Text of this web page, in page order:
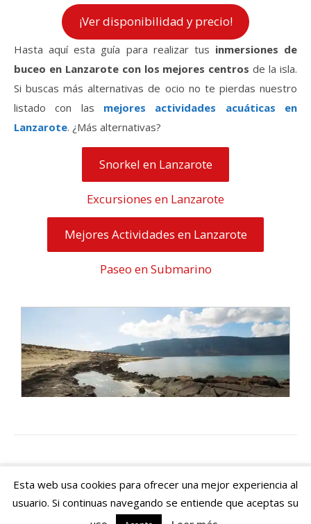
¡Ver disponibilidad y precio!
Hasta aquí esta guía para realizar tus inmersiones de
buceo en Lanzarote con los mejores centros de la isla.
Si buscas más alternativas de ocio no te pierdas nuestro
listado con las mejores actividades acuáticas en
Lanzarote. ¿Más alternativas?
Snorkel en Lanzarote
Excursiones en Lanzarote
Mejores Actividades en Lanzarote
Paseo en Submarino
© 2026 Canarias Islas Afortunadas
Descuentos -Suscriptores -Contacto -Media Kit -Quiénes
Esta web usa cookies para ofrecer una mejor experiencia al
usuario. Si continuas navegando se entiende que aceptas su